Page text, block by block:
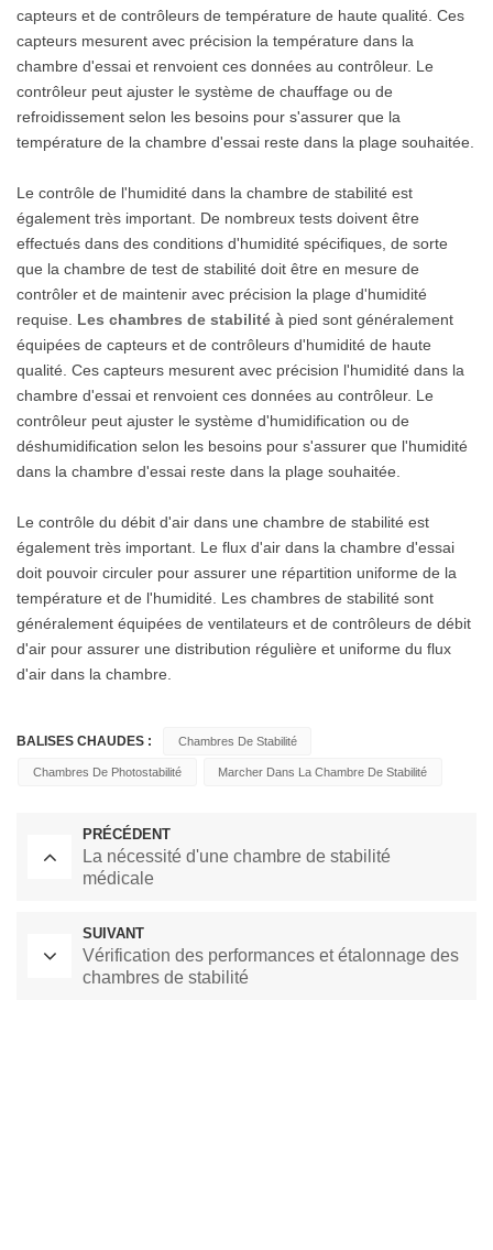
capteurs et de contrôleurs de température de haute qualité. Ces
capteurs mesurent avec précision la température dans la
chambre d'essai et renvoient ces données au contrôleur. Le
contrôleur peut ajuster le système de chauffage ou de
refroidissement selon les besoins pour s'assurer que la
température de la chambre d'essai reste dans la plage souhaitée.
Le contrôle de l'humidité dans la chambre de stabilité est
également très important. De nombreux tests doivent être
effectués dans des conditions d'humidité spécifiques, de sorte
que la chambre de test de stabilité doit être en mesure de
contrôler et de maintenir avec précision la plage d'humidité
requise. Les chambres de stabilité à pied sont généralement
équipées de capteurs et de contrôleurs d'humidité de haute
qualité. Ces capteurs mesurent avec précision l'humidité dans la
chambre d'essai et renvoient ces données au contrôleur. Le
contrôleur peut ajuster le système d'humidification ou de
déshumidification selon les besoins pour s'assurer que l'humidité
dans la chambre d'essai reste dans la plage souhaitée.
Le contrôle du débit d'air dans une chambre de stabilité est
également très important. Le flux d'air dans la chambre d'essai
doit pouvoir circuler pour assurer une répartition uniforme de la
température et de l'humidité. Les chambres de stabilité sont
généralement équipées de ventilateurs et de contrôleurs de débit
d'air pour assurer une distribution régulière et uniforme du flux
d'air dans la chambre.
BALISES CHAUDES : Chambres De Stabilité
Chambres De Photostabilité Marcher Dans La Chambre De Stabilité
PRÉCÉDENT
La nécessité d'une chambre de stabilité
médicale
SUIVANT
Vérification des performances et étalonnage des
chambres de stabilité